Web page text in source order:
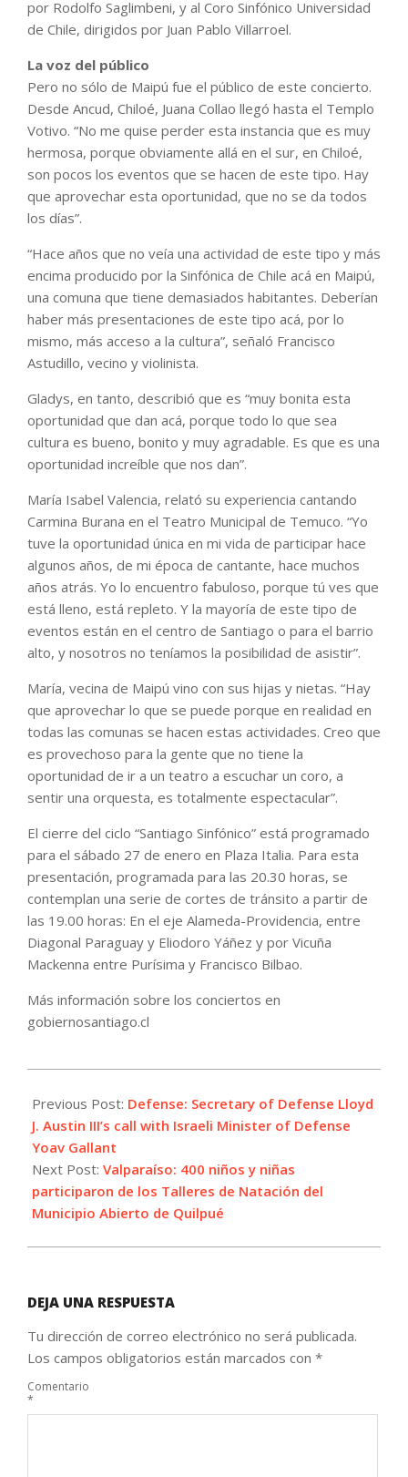
por Rodolfo Saglimbeni, y al Coro Sinfónico Universidad
de Chile, dirigidos por Juan Pablo Villarroel.
La voz del público
Pero no sólo de Maipú fue el público de este concierto.
Desde Ancud, Chiloé, Juana Collao llegó hasta el Templo
Votivo. “No me quise perder esta instancia que es muy
hermosa, porque obviamente allá en el sur, en Chiloé,
son pocos los eventos que se hacen de este tipo. Hay
que aprovechar esta oportunidad, que no se da todos
los días”.
“Hace años que no veía una actividad de este tipo y más
encima producido por la Sinfónica de Chile acá en Maipú,
una comuna que tiene demasiados habitantes. Deberían
haber más presentaciones de este tipo acá, por lo
mismo, más acceso a la cultura”, señaló Francisco
Astudillo, vecino y violinista.
Gladys, en tanto, describió que es “muy bonita esta
oportunidad que dan acá, porque todo lo que sea
cultura es bueno, bonito y muy agradable. Es que es una
oportunidad increíble que nos dan”.
María Isabel Valencia, relató su experiencia cantando
Carmina Burana en el Teatro Municipal de Temuco. “Yo
tuve la oportunidad única en mi vida de participar hace
algunos años, de mi época de cantante, hace muchos
años atrás. Yo lo encuentro fabuloso, porque tú ves que
está lleno, está repleto. Y la mayoría de este tipo de
eventos están en el centro de Santiago o para el barrio
alto, y nosotros no teníamos la posibilidad de asistir”.
María, vecina de Maipú vino con sus hijas y nietas. “Hay
que aprovechar lo que se puede porque en realidad en
todas las comunas se hacen estas actividades. Creo que
es provechoso para la gente que no tiene la
oportunidad de ir a un teatro a escuchar un coro, a
sentir una orquesta, es totalmente espectacular”.
El cierre del ciclo “Santiago Sinfónico” está programado
para el sábado 27 de enero en Plaza Italia. Para esta
presentación, programada para las 20.30 horas, se
contemplan una serie de cortes de tránsito a partir de
las 19.00 horas: En el eje Alameda-Providencia, entre
Diagonal Paraguay y Eliodoro Yáñez y por Vicuña
Mackenna entre Purísima y Francisco Bilbao.
Más información sobre los conciertos en
gobiernosantiago.cl
01-
27
Previous Post: Defense: Secretary of Defense Lloyd
J. Austin III’s call with Israeli Minister of Defense
Yoav Gallant
Next Post: Valparaíso: 400 niños y niñas
participaron de los Talleres de Natación del
Municipio Abierto de Quilpué
DEJA UNA RESPUESTA
Tu dirección de correo electrónico no será publicada.
Los campos obligatorios están marcados con *
Comentario
*